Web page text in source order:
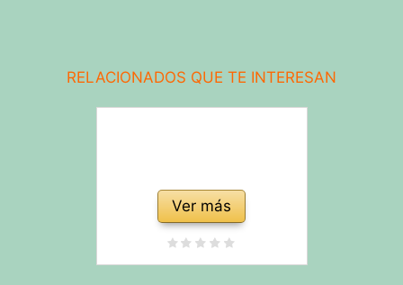
RELACIONADOS QUE TE INTERESAN
Ver más